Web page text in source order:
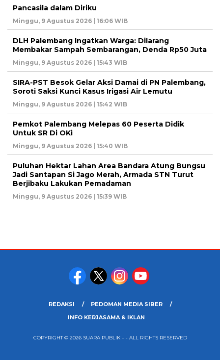
Pancasila dalam Diriku
Minggu, 9 Agustus 2026 | 16:06 WIB
DLH Palembang Ingatkan Warga: Dilarang
Membakar Sampah Sembarangan, Denda Rp50 Juta
Minggu, 9 Agustus 2026 | 15:43 WIB
SIRA-PST Besok Gelar Aksi Damai di PN Palembang,
Soroti Saksi Kunci Kasus Irigasi Air Lemutu
Minggu, 9 Agustus 2026 | 15:42 WIB
Pemkot Palembang Melepas 60 Peserta Didik
Untuk SR Di OKi
Minggu, 9 Agustus 2026 | 15:40 WIB
Puluhan Hektar Lahan Area Bandara Atung Bungsu
Jadi Santapan Si Jago Merah, Armada STN Turut
Berjibaku Lakukan Pemadaman
Minggu, 9 Agustus 2026 | 15:39 WIB
REDAKSI
PEDOMAN MEDIA SIBER
INFO KERJASAMA & IKLAN
COPYRIGHT © 2026 SUARA PUBLIK – - ALL RIGHTS RESERVED